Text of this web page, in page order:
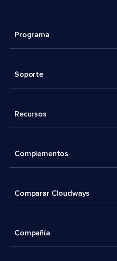
Programa
Soporte
Recursos
Complementos
Comparar Cloudways
Compañía